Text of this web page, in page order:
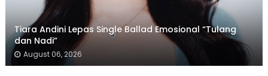
Tiara Andini Lepas Single Ballad Emosional “Tulang
dan Nadi”
August 06, 2026